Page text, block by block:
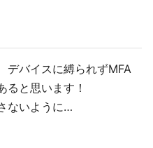
デバイスに縛られずMFA
ると思います！
ないように…